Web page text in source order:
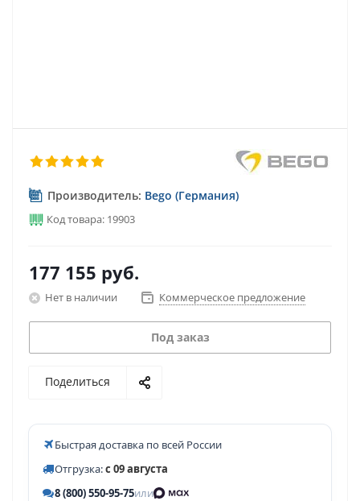
Производитель: Bego (Германия)
Код товара: 19903
177 155 руб.
Нет в наличии Коммерческое предложение
Под заказ
Поделиться
Быстрая доставка по всей России
Отгрузка:с 09 августа
8 (800) 550-95-75или